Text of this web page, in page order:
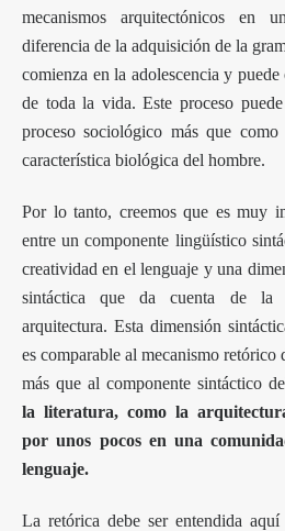
mecanismos arquitectónicos en
diferencia de la adquisición de la
comienza en la adolescencia y
de toda la vida. Este proceso
proceso sociológico más que como
característica biológica del hombre.
Por lo tanto, creemos que es muy
entre un componente lingüístico
creatividad en el lenguaje y una
sintáctica que da cuenta de la
arquitectura. Esta dimensión
es comparable al mecanismo retórico
más que al componente sintáctico
la literatura, como la
por unos pocos en una
lenguaje.
La retórica debe ser entendida